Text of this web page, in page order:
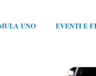
UNO EVENTI E